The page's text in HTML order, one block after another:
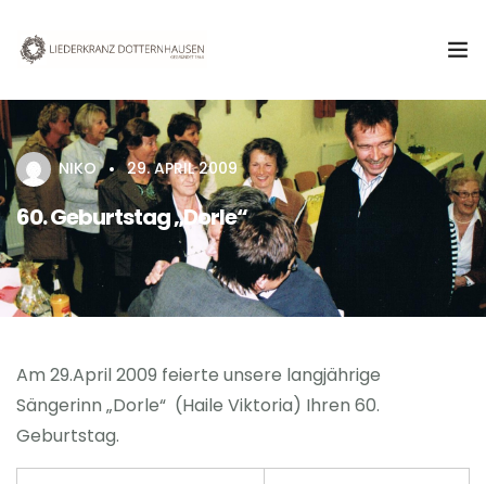
Aktuelles
Verein
Chor
Termine & Veranstaltungen
NIKO 29. APRIL 2009
60. Geburtstag „Dorle“
Am 29.April 2009 feierte unsere langjährige
Sängerinn „Dorle“ (Haile Viktoria) Ihren 60.
Geburtstag.